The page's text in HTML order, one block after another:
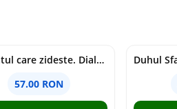
Cuvantul care zideste. Dialoguri - Vartan Arachelian
57.00 RON